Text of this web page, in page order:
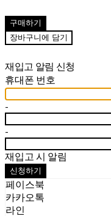
구매하기
장바구니에 담기
재입고 알림 신청
휴대폰 번호
-
-
재입고 시 알림
신청하기
페이스북
카카오톡
라인